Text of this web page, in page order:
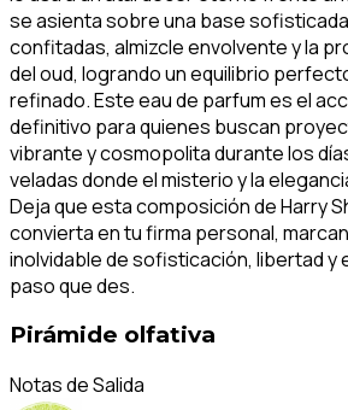
se asienta sobre una base
confitadas, almizcle envolvente y la
del oud, logrando un equilibrio
refinado. Este eau de parfum es el
definitivo para quienes buscan
vibrante y cosmopolita durante los
veladas donde el misterio y la
Deja que esta composición de Harry
convierta en tu firma personal,
inolvidable de sofisticación, libertad y
paso que des.
Pirámide olfativa
Notas de Salida